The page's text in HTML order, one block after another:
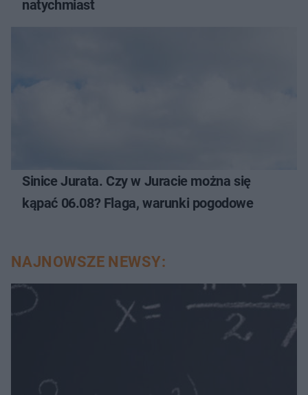
natychmiast
Sinice Jurata. Czy w Juracie można się
kąpać 06.08? Flaga, warunki pogodowe
NAJNOWSZE NEWSY: